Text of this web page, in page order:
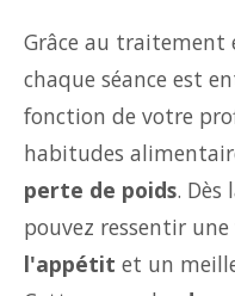
Grâce au traitement
chaque séance est
fonction de votre
habitudes
perte de poids. Dès
pouvez ressentir
l'appétit et un